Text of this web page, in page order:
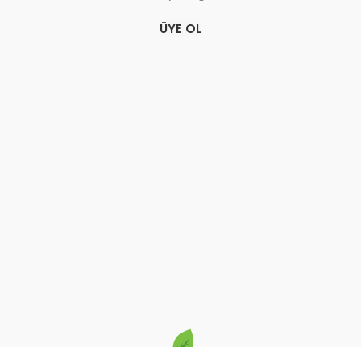
ÜYE OL